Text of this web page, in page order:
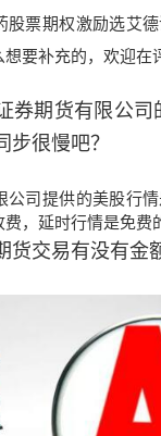
股票期权激励选艾
要补充的，欢迎在
券期货有限公司
步很慢吧？
公司提供的美股行
，延时行情是免费
货交易有没有金